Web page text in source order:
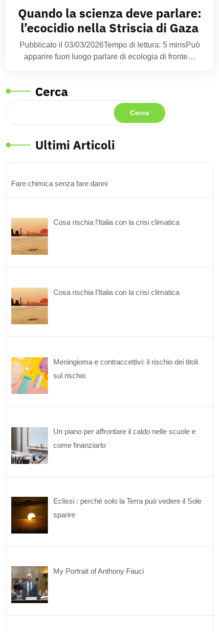
Quando la scienza deve parlare:
l’ecocidio nella Striscia di Gaza
Pubblicato il 03/03/2026Tempo di lettura: 5 minsPuò
apparire fuori luogo parlare di ecologia di fronte…
Cerca
Cerca
Ultimi Articoli
Fare chimica senza fare danni
Cosa rischia l’Italia con la crisi climatica
Cosa rischia l’Italia con la crisi climatica
Meningioma e contraccettivi: il rischio dei titoli
sul rischio
Un piano per affrontare il caldo nelle scuole e
come finanziarlo
Eclissi : perché solo la Terra può vedere il Sole
sparire
My Portrait of Anthony Fauci